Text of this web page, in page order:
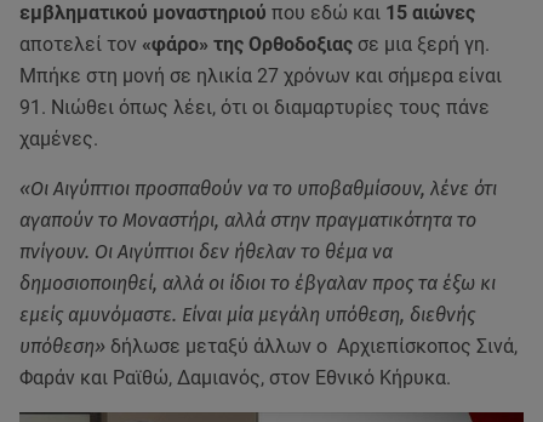
εμβληματικού μοναστηριού που εδώ και 15 αιώνες
αποτελεί τον «φάρο» της Ορθοδοξιας σε μια ξερή γη.
Μπήκε στη μονή σε ηλικία 27 χρόνων και σήμερα είναι
91. Νιώθει όπως λέει, ότι οι διαμαρτυρίες τους πάνε
χαμένες.
«Οι Αιγύπτιοι προσπαθούν να το υποβαθμίσουν, λένε ότι
αγαπούν το Μοναστήρι, αλλά στην πραγματικότητα το
πνίγουν. Οι Αιγύπτιοι δεν ήθελαν το θέμα να
δημοσιοποιηθεί, αλλά οι ίδιοι το έβγαλαν προς τα έξω κι
εμείς αμυνόμαστε. Είναι μία μεγάλη υπόθεση, διεθνής
υπόθεση» δήλωσε μεταξύ άλλων ο Αρχιεπίσκοπος Σινά,
Φαράν και Ραϊθώ, Δαμιανός, στον Εθνικό Κήρυκα.